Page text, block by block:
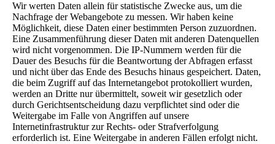
Wir werten Daten allein für statistische Zwecke aus, um die
Nachfrage der Webangebote zu messen. Wir haben keine
Möglichkeit, diese Daten einer bestimmten Person zuzuordnen.
Eine Zusammenführung dieser Daten mit anderen Datenquellen
wird nicht vorgenommen. Die IP-Nummern werden für die
Dauer des Besuchs für die Beantwortung der Abfragen erfasst
und nicht über das Ende des Besuchs hinaus gespeichert. Daten,
die beim Zugriff auf das Internetangebot protokolliert wurden,
werden an Dritte nur übermittelt, soweit wir gesetzlich oder
durch Gerichtsentscheidung dazu verpflichtet sind oder die
Weitergabe im Falle von Angriffen auf unsere
Internetinfrastruktur zur Rechts- oder Strafverfolgung
erforderlich ist. Eine Weitergabe in anderen Fällen erfolgt nicht.